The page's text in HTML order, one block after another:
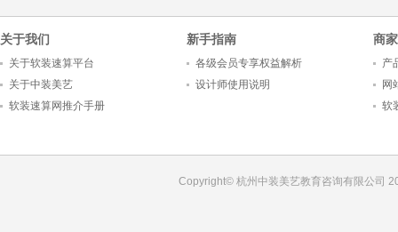
关于我们
关于软装速算平台
关于中装美艺
软装速算网推介手册
新手指南
各级会员专享权益解析
设计师使用说明
商
产
网
软
Copyright© 杭州中装美艺教育咨询有限公司